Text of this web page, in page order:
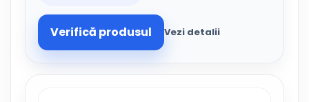
Verifică produsul Vezi detalii